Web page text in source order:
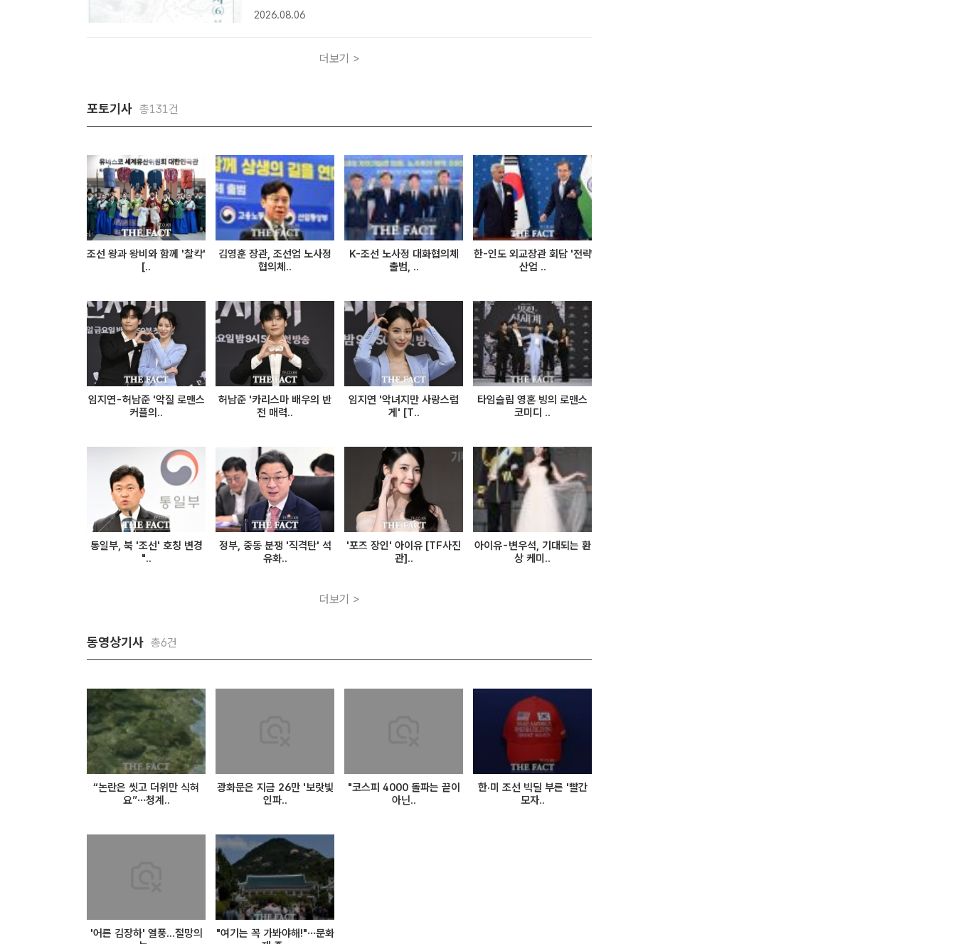
로 옮긴 사료집이 발간됐다.부산시는 6일 재부산일본총영사관이 편찬한 조
2026.08.06
더보기 >
포토기사 총131건
조선 왕과 왕비와 함께 '찰칵'
[..
김영훈 장관, 조선업 노사정
협의체..
K-조선 노사정 대화협의체
출범, ..
한-인도 외교장관 회담 '전략
산업 ..
임지연-허남준 '악질 로맨스
커플의..
허남준 '카리스마 배우의 반
전 매력..
임지연 '악녀지만 사랑스럽
게' [T..
타임슬립 영혼 빙의 로맨스
코미디 ..
통일부, 북 '조선' 호칭 변경
"..
정부, 중동 분쟁 '직격탄' 석
유화..
'포즈 장인' 아이유 [TF사진
관]..
아이유-변우석, 기대되는 환
상 케미..
더보기 >
동영상기사 총6건
“논란은 씻고 더위만 식혀
요”…청계..
광화문은 지금 26만 '보랏빛
인파..
"코스피 4000 돌파는 끝이
아닌..
한·미 조선 빅딜 부른 '빨간
모자..
'어른 김장하' 열풍...절망의
"여기는 꼭 가봐야해!"…문화